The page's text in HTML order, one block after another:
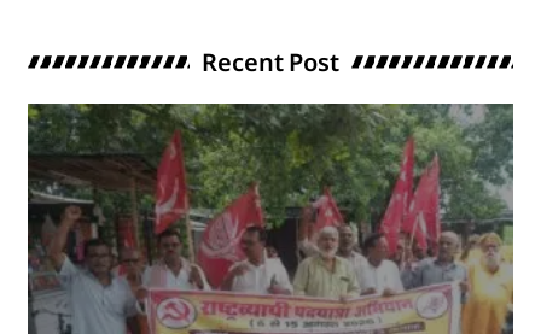
Recent Post